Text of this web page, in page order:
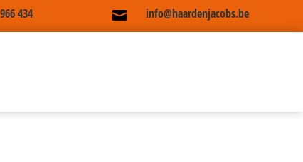
434  info@haardenjacobs.be